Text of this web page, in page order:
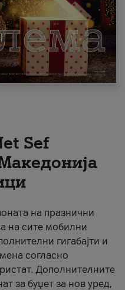
Sеf
на празнични
на сите мобилни
гигабајти и
согласно
Дополнителните
за буџет за нов уред,